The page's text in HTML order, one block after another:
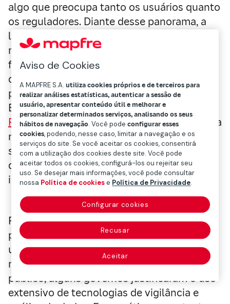
algo que preocupa tanto os usuários quanto
os reguladores. Diante desse panorama, a
legislação busca estabelecer um marco
regulatório que proteja os direitos
fundamentais dos indivíduos, incluindo o
direito à privacidade, sem impedir o
potencial da IA. Nesse sentido, a União
Europeia (UE), com oRegulamento Geral de
Proteção de Dados (RGPD), tem sido pioneira
nessa área, estabelecendo diretrizes rígidas
sobre o tratamento de dados pessoais e
dando aos cidadãos controle sobre suas
informações pessoais.
Por outro lado, a exploração de dados
pessoais por parte dos governos suscitou
um importante debate ético e legal. Em
nome da segurança nacional e do interesse
público, alguns governos justificaram o uso
extensivo de tecnologias de vigilância e
Aviso de Cookies
A MAPFRE S.A.utiliza cookies próprios e de terceiros para
realizar análises estatísticas, autenticar a sessão de
usuário, apresentar conteúdo útil e melhorar e
personalizar determinados serviços, analisando os seus
hábitos de navegação. Você podeconfigurar esses
cookies, podendo, nesse caso, limitar a navegação e os
serviços do site. Se você aceitar os cookies, consentirá
com a utilização dos cookies deste site. Você pode
aceitar todos os cookies, configurá-los ou rejeitar seu
uso. Se desejar mais informações, você pode consultar
nossa Política de cookiese Política de Privacidade.
Configurar cookies
Recusar
Aceitar